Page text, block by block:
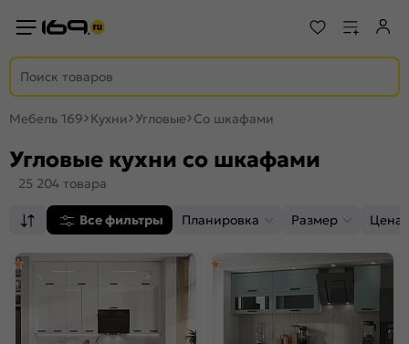
Мебель 169 Кухни Угловые Со шкафами
Угловые кухни со шкафами
25 204 товара
Все фильтры Планировка Размер Цена,